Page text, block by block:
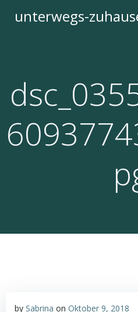
unterwegs-
by Sabrina on Oktober 9, 2018